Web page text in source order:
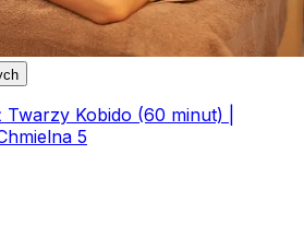
Kobido (60 minut) |
5